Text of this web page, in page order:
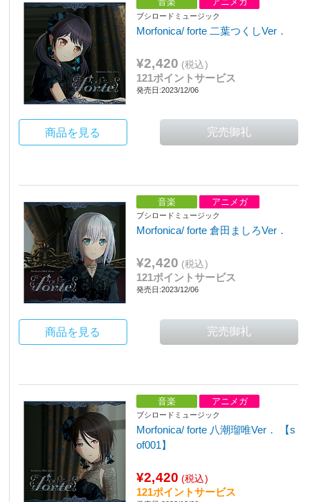
ブシロードミュージック
Morfonica/ forte 二葉つくしVer．
¥2,420 (税込)
121ポイントサービス
発売日:2023/12/06
商品を見る
音楽 アニメガ
ブシロードミュージック
Morfonica/ forte 倉田ましろVer．
¥2,420 (税込)
121ポイントサービス
発売日:2023/12/06
商品を見る
音楽 アニメガ
ブシロードミュージック
Morfonica/ forte 八潮瑠唯Ver． 【s
of001】
¥2,420 (税込)
121ポイントサービス